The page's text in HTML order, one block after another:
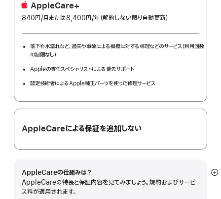
AppleCare+
840円/月per
または8,400円/年年
（解約しない限り自動更新）
落下や水濡れなど、過失や事故による損傷に対する修理などのサービス（利用回数
の制限なし）
Appleの専任スペシャリストによる優先サポート
認定技術者によるApple純正パーツを使った修理サービス
AppleCareによる保証を追加しない
AppleCareの仕組みは？
AppleCareの特長と保証内容を見てみましょう。規約およびサービ
ス料が適用されます。
詳